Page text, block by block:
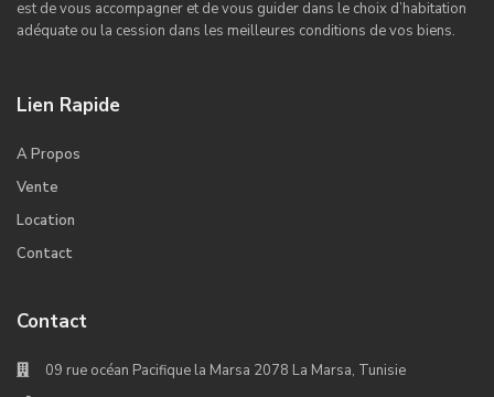
est de vous accompagner et de vous guider dans le choix d’habitation
adéquate ou la cession dans les meilleures conditions de vos biens.
Lien Rapide
A Propos
Vente
Location
Contact
Contact
09 rue océan Pacifique la Marsa 2078 La Marsa, Tunisie